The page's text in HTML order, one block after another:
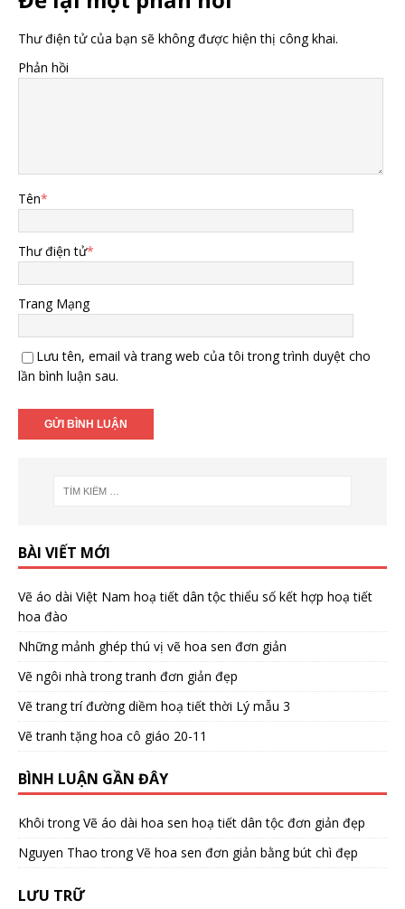
Thư điện tử của bạn sẽ không được hiện thị công khai.
Phản hồi
Tên*
Thư điện tử*
Trang Mạng
Lưu tên, email và trang web của tôi trong trình duyệt cho
lần bình luận sau.
BÀI VIẾT MỚI
Vẽ áo dài Việt Nam hoạ tiết dân tộc thiểu số kết hợp hoạ tiết
hoa đào
Những mảnh ghép thú vị vẽ hoa sen đơn giản
Vẽ ngôi nhà trong tranh đơn giản đẹp
Vẽ trang trí đường diềm hoạ tiết thời Lý mẫu 3
Vẽ tranh tặng hoa cô giáo 20-11
BÌNH LUẬN GẦN ĐÂY
Khôi trongVẽ áo dài hoa sen hoạ tiết dân tộc đơn giản đẹp
Nguyen Thao trongVẽ hoa sen đơn giản bằng bút chì đẹp
LƯU TRỮ